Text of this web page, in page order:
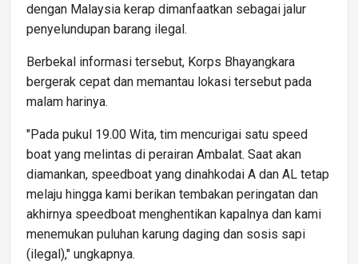
dengan Malaysia kerap dimanfaatkan sebagai jalur
penyelundupan barang ilegal.
Berbekal informasi tersebut, Korps Bhayangkara
bergerak cepat dan memantau lokasi tersebut pada
malam harinya.
"Pada pukul 19.00 Wita, tim mencurigai satu speed
boat yang melintas di perairan Ambalat. Saat akan
diamankan, speedboat yang dinahkodai A dan AL tetap
melaju hingga kami berikan tembakan peringatan dan
akhirnya speedboat menghentikan kapalnya dan kami
menemukan puluhan karung daging dan sosis sapi
(ilegal)," ungkapnya.